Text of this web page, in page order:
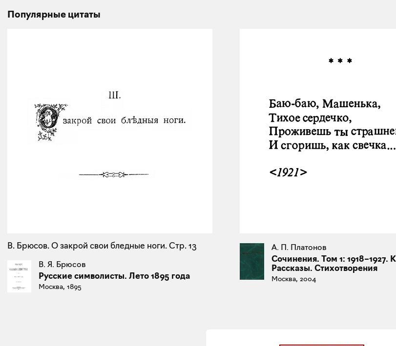
Популярные цитаты
В. Брюсов. О закрой свои бледные ноги. Стр. 13
В. Я. Брюсов
Русские символисты. Лето 1895 года
Москва, 1895
А. П. Платонов
Сочинения. Том 1: 1918–1927.
Рассказы. Стихотворения
Москва, 2004